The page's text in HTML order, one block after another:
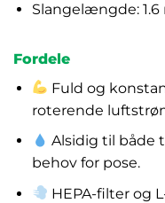
Slangelængde: 1.6
Fordele
Fuld og
roterende
Alsidig til både
behov for pose.
HEPA-filter og